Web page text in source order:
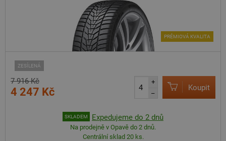
ZESÍLENÁ
PRÉMIOVÁ KVALITA
7 916 Kč
4 247 Kč
+
–
Koupit
SKLADEM Expedujeme do 2 dnů
Na prodejně v Opavě do 2 dnů.
Centrální sklad 20 ks.